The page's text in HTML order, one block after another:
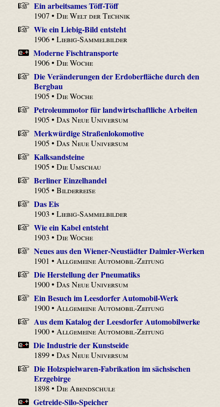
Ein arbeitsames Töff-Töff
1907 •Die Welt der Technik
Wie ein Liebig-Bild entsteht
1906 •Liebig-Sammelbilder
Moderne Fischtransporte
1906 •Die Woche
Die Veränderungen der Erdoberfläche durch den
Bergbau
1905 •Die Woche
Petroleummotor für landwirtschaftliche Arbeiten
1905 •Das Neue Universum
Merkwürdige Straßenlokomotive
1905 •Das Neue Universum
Kalksandsteine
1905 •Die Umschau
Berliner Einzelhandel
1905 •Bilderreise
Das Eis
1903 •Liebig-Sammelbilder
Wie ein Kabel entsteht
1903 •Die Woche
Neues aus den Wiener-Neustädter Daimler-Werken
1901 • Allgemeine Automobil-Zeitung
Die Herstellung der Pneumatiks
1900 •Das Neue Universum
Ein Besuch im Leesdorfer Automobil-Werk
1900 • Allgemeine Automobil-Zeitung
Aus dem Katalog der Leesdorfer Automobilwerke
1900 • Allgemeine Automobil-Zeitung
Die Industrie der Kunstseide
1899 •Das Neue Universum
Die Holzspielwaren-Fabrikation im sächsischen
Erzgebirge
1898 •Die Abendschule
Getreide-Silo-Speicher